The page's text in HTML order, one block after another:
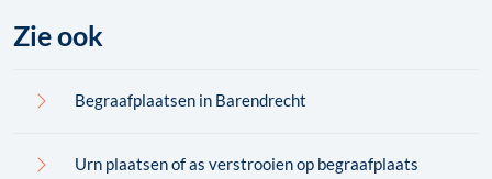
Zie ook
Begraafplaatsen in Barendrecht
Urn plaatsen of as verstrooien op begraafplaats